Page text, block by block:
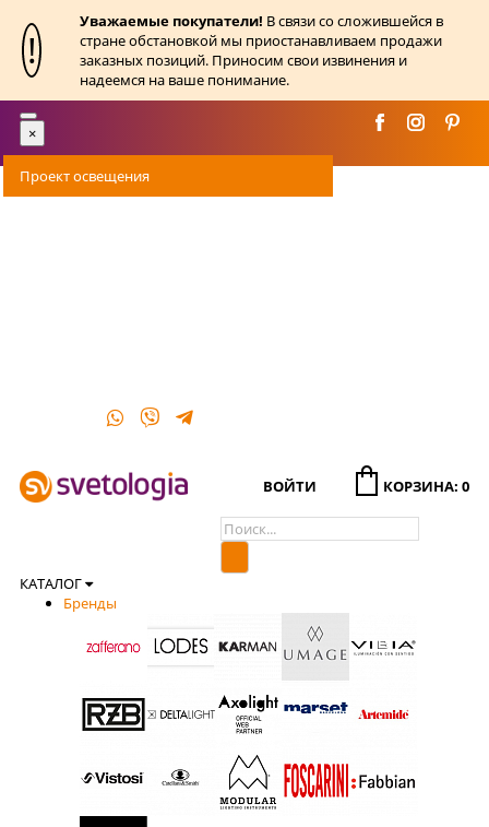
!
Уважаемые покупатели! В связи со сложившейся в
стране обстановкой мы приостанавливаем продажи
заказных позиций. Приносим свои извинения и
надеемся на ваше понимание.
Toggle
navigation
×
Проект освещения
ВОЙТИ КОРЗИНА: 0
КАТАЛОГ
Бренды